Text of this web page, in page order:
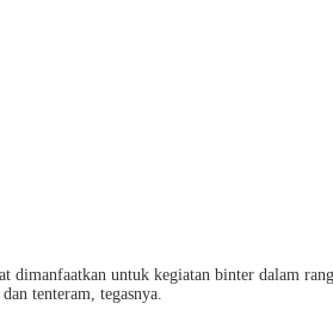
dimanfaatkan untuk kegiatan binter dalam
tenteram, tegasnya.